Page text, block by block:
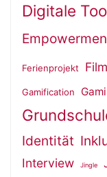
Digitale
Ferienprojekt Film
Gamification
Identität
Interview Jingle